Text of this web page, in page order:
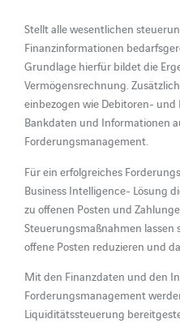
Stellt alle wesentlichen
Finanzinformationen
Grundlage hierfür bildet die
Vermögensrechnung.
einbezogen wie Debitoren-
Bankdaten und Informationen
Forderungsmanagement.
Für ein erfolgreiches
Business Intelligence- Lösung
zu offenen Posten und
Steuerungsmaßnahmen lassen
offene Posten reduzieren und
Mit den Finanzdaten und den
Forderungsmanagement
Liquiditätssteuerung